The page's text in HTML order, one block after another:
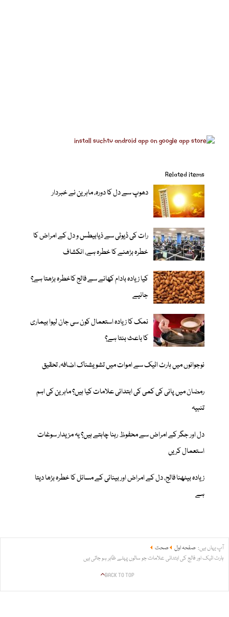
Related items
دھوپ سے دل کا دورہ، ماہرین نے خبردار
رات کی ڈیوٹی سے ذیابیطس و دل کے امراض کا
خطرہ بڑھنے کا خطرہ ہے، انکشاف
کیا زیادہ بادام کھانے سے فالج کاخطرہ بڑھتا ہے؟
جانیے
نمک کا زیادہ استعمال کون سی جان لیوا بیماری
کا باعث بنتا ہے؟
نوجوانوں میں ہارٹ اٹیک سے اموات میں تشویشناک اضافہ، تحقیق
رمضان میں پانی کی کمی کی ابتدائی علامات کیا ہیں؟ ماہرین کی اہم
تنبیہ
دل اور جگر کے امراض سے محفوظ رہنا چاہتے ہیں؟ یہ مزیدار سوغات
استعمال کریں
زیادہ بیٹھنا فالج، دل کے امراض اور بینائی کے مسائل کا خطرہ بڑھا دیتا
ہے
آپ یہاں ہیں: صفحہ اول
صحت
ہارٹ اٹیک اور فالج کی ابتدائی علامات جو سالوں پہلے ظاہر ہو جاتی ہیں
BACK TO TOP